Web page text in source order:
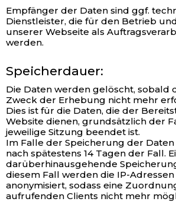
Empfänger der Daten sind ggf.
Dienstleister, die für den Betrieb
unserer Webseite als
werden.
Speicherdauer:
Die Daten werden gelöscht, sobald
Zweck der Erhebung nicht mehr
Dies ist für die Daten, die der
Website dienen, grundsätzlich der
jeweilige Sitzung beendet ist.
Im Falle der Speicherung der Daten
nach spätestens 14 Tagen der Fall.
darüberhinausgehende
diesem Fall werden die IP-
anonymisiert, sodass eine
aufrufenden Clients nicht mehr